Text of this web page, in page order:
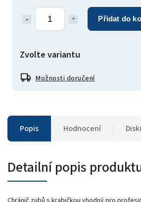
Přidat do
Zvolte variantu
Možnosti doručení
Popis Hodnocení
Detailní popis